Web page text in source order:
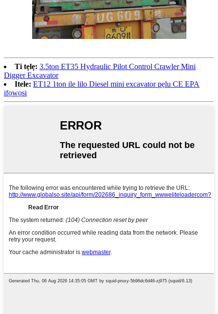
Ti tẹlẹ: 3.5ton ET35 Hydraulic Pilot Control Crawler Mini
Digger Excavator
Itele: ET12 1ton ile lilo Diesel mini excavator pẹlu CE EPA
ifọwọsi